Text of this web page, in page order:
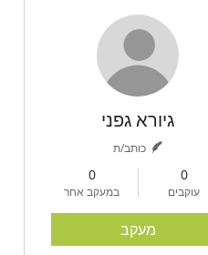
גיורא גפני
כותב/ת
0
עוקבים
0
במעקב אחר
מעקב